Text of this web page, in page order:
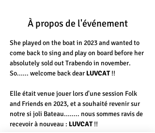
À propos de l'événement
She played on the boat in 2023 and wanted to
come back to sing and play on board before her
absolutely sold out Trabendo in november.
So...... welcome back dear LUVCAT !!
Elle était venue jouer lors d'une session Folk
and Friends en 2023, et a souhaité revenir sur
notre si joli Bateau........ nous sommes ravis de
recevoir à nouveau : LUVCAT !!